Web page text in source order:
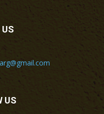
US